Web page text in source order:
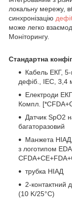
локальну мережу,
синхронізацію
може легко
Моніторингу.
Стандартна
Кабель ЕКГ, 5-
дефіб., IEC, 3,4
Електроди
Компл.
Датчик SpO2
багаторазовий
Манжета
з логотипом
трубка НІАД
2-контактний
(10 K/25°C)